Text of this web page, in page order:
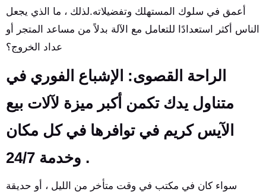
أعمق في سلوك المستهلك وتفضيلاته.لذلك ، ما الذي يجعل
الناس أكثر استعدادًا للتعامل مع الآلة بدلاً من مساعد المتجر أو
عداد الخروج؟
الراحة القصوى: الإشباع الفوري في
متناول يدك تكمن أكبر ميزة لآلات بيع
الآيس كريم في توافرها في كل مكان
وخدمة 24/7 .
سواء كان في مكتب في وقت متأخر من الليل ، أو حديقة